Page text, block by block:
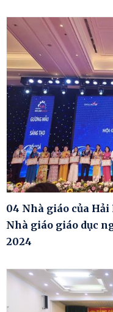
04 Nhà giáo của
Nhà giáo giáo dục
2024